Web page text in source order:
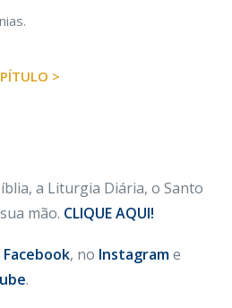
>
a Liturgia Diária, o Santo
mão. CLIQUE AQUI!
Facebook, no Instagrame
.